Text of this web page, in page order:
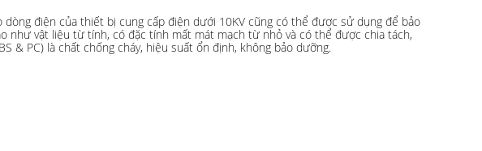
điện của thiết bị cung cấp điện dưới 10KV cũng có thể được sử dụng để bảo
như vật liệu từ tính, có đặc tính mất mát mạch từ nhỏ và có thể được chia tách,
& PC) là chất chống cháy, hiệu suất ổn định, không bảo dưỡng.